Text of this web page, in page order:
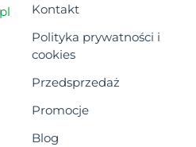
Kontakt
Polityka prywatności i
cookies
Przedsprzedaż
Promocje
Blog